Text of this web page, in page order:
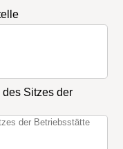
Sitzes der